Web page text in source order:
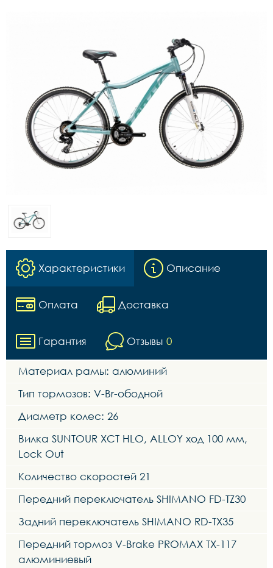
Характеристики Описание
Оплата Доставка
Гарантия Отзывы 0
Материал рамы: алюминий
Тип тормозов: V-Br-ободной
Диаметр колес: 26
Вилка SUNTOUR XCT HLO, ALLOY ход 100 мм,
Lock Out
Количество скоростей 21
Передний переключатель SHIMANO FD-TZ30
Задний переключатель SHIMANO RD-TX35
Передний тормоз V-Brake PROMAX TX-117
алюминиевый